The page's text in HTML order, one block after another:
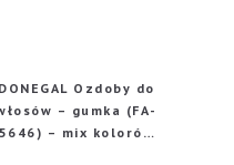
DONEGAL Ozdoby do
– gumka (FA-
5646) – mix kolorów